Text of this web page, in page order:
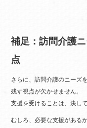
補足：訪問介護
点
さらに、訪問介護のニーズ
残す視点が欠かせません。
支援を受けることは、決し
むしろ、必要な支援がある